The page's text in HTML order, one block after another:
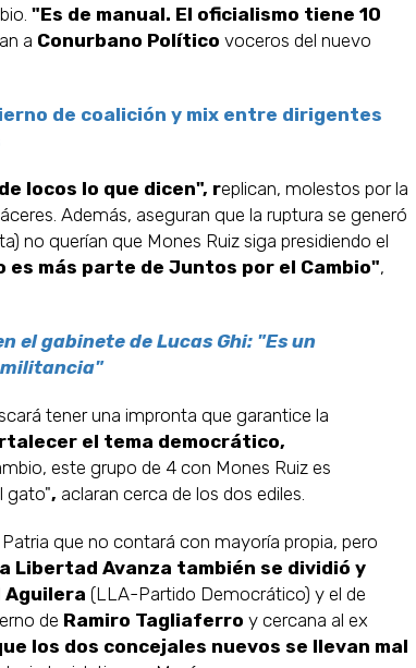
"Es de manual. El oficialismo tiene 10
a Conurbano Político voceros del nuevo
de coalición y mix entre dirigentes
locos lo que dicen", replican, molestos por la
Además, aseguran que la ruptura se generó
no querían que Mones Ruiz siga presidiendo el
más parte de Juntos por el Cambio",
el gabinete de Lucas Ghi: "Es un
tener una impronta que garantice la
el tema democrático,
este grupo de 4 con Mones Ruiz es
gato", aclaran cerca de los dos ediles.
que no contará con mayoría propia, pero
Libertad Avanza también se dividió y
Aguilera (LLA-Partido Democrático) y el de
de Ramiro Tagliaferro y cercana al ex
los dos concejales nuevos se llevan mal